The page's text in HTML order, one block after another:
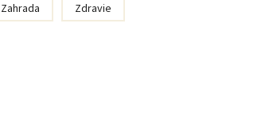
Zahrada Zdravie